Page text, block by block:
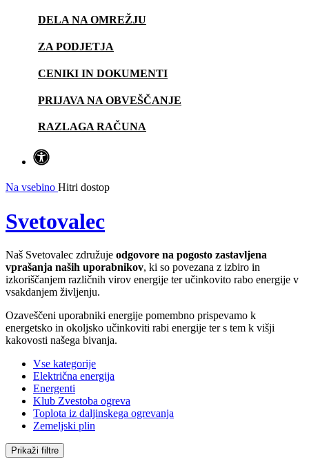
DELA NA OMREŽJU
ZA PODJETJA
CENIKI IN DOKUMENTI
PRIJAVA NA OBVEŠČANJE
RAZLAGA RAČUNA
Na vsebino Hitri dostop
Svetovalec
Naš Svetovalec združuje odgovore na pogosto zastavljena
vprašanja naših uporabnikov, ki so povezana z izbiro in
izkoriščanjem različnih virov energije ter učinkovito rabo energije v
vsakdanjem življenju.
Ozaveščeni uporabniki energije pomembno prispevamo k
energetsko in okoljsko učinkoviti rabi energije ter s tem k višji
kakovosti našega bivanja.
Vse kategorije
Električna energija
Energenti
Klub Zvestoba ogreva
Toplota iz daljinskega ogrevanja
Zemeljski plin
Prikaži filtre